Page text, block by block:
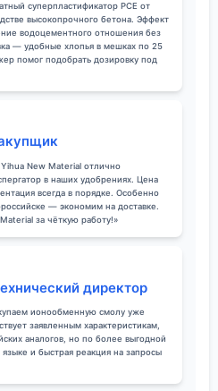
суперпластификатор PCE от
высокопрочного бетона. Эффект
водоцементного отношения без
— удобные хлопья в мешках по 25
помог подобрать дозировку под
New Material отлично
в наших удобрениях. Цена
всегда в порядке. Особенно
— экономим на доставке.
за чёткую работу!»
директор
ионообменную смолу уже
заявленным характеристикам,
аналогов, но по более выгодной
и быстрая реакция на запросы